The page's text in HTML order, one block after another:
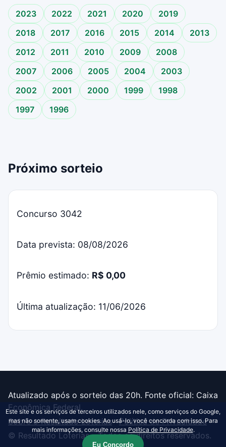
2023 2022 2021 2020
2019
2018
2017 2016 2015 2014
2013
2012
2011 2010 2009
2008
2007
2006 2005 2004
2003
2002
2001 2000 1999
1998
1997
1996
Próximo sorteio
Concurso 3042
Data prevista: 08/08/2026
Prêmio estimado: R$ 0,00
Última atualização: 11/06/2026
Atualizado após o sorteio das 20h. Fonte oficial: Caixa
Econômica Federal.
Sobre o Resultado Loterias·Política de Privacidade
© Resultado Loterias - Todos os direitos reservados.
Este site e os serviços de terceiros utilizados nele, como serviços do Google,
mas não somente, usam cookies. Ao usá-lo, você concorda com isso. Para
mais informações, consulte nossa Política de Privacidade.
Eu Concordo